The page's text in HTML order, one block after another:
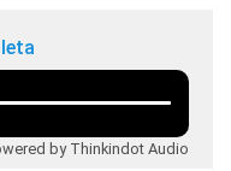
by Thinkindot Audio